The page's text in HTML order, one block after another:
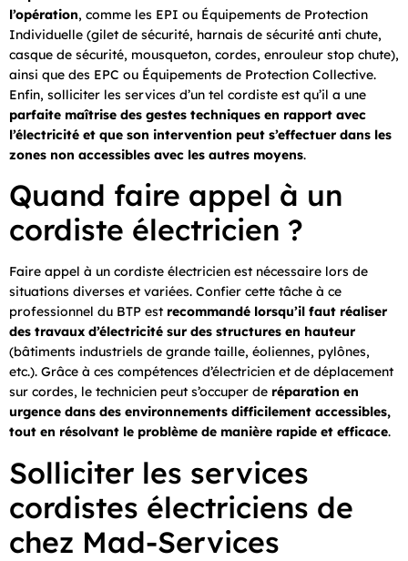
l’opération, comme les EPI ou Équipements de Protection
Individuelle (gilet de sécurité, harnais de sécurité anti chute,
casque de sécurité, mousqueton, cordes, enrouleur stop chute),
ainsi que des EPC ou Équipements de Protection Collective.
Enfin, solliciter les services d’un tel cordiste est qu’il a une
parfaite maîtrise des gestes techniques en rapport avec
l’électricité et que son intervention peut s’effectuer dans les
zones non accessibles avec les autres moyens.
Quand faire appel à un
cordiste électricien ?
Faire appel à un cordiste électricien est nécessaire lors de
situations diverses et variées. Confier cette tâche à ce
professionnel du BTP est recommandé lorsqu’il faut réaliser
des travaux d’électricité sur des structures en hauteur
(bâtiments industriels de grande taille, éoliennes, pylônes,
etc.). Grâce à ces compétences d’électricien et de déplacement
sur cordes, le technicien peut s’occuper de réparation en
urgence dans des environnements difficilement accessibles,
tout en résolvant le problème de manière rapide et efficace.
Solliciter les services
cordistes électriciens de
chez Mad-Services